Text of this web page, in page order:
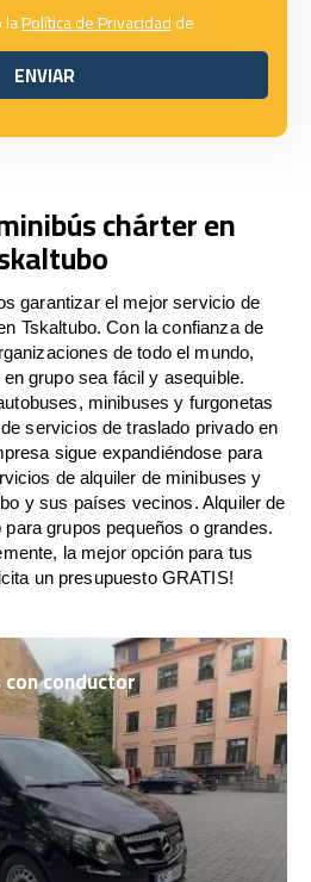
laPolítica de Privacidadde
ENVIAR
ENVIAR
chárter en
garantizar el mejor servicio de
Tskaltubo. Con la confianza de
de todo el mundo,
grupo sea fácil y asequible.
minibuses y furgonetas
servicios de traslado privado en
sigue expandiéndose para
de alquiler de minibuses y
y sus países vecinos. Alquiler de
grupos pequeños o grandes.
la mejor opción para tus
un presupuesto GRATIS!
conductor